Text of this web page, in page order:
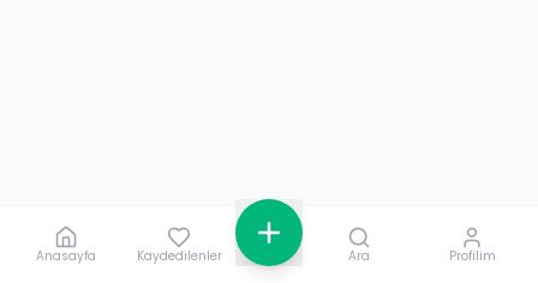
Anasayfa Kaydedilenler Ara Profilim